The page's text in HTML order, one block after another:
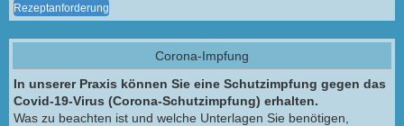
Rezeptanforderung
Corona-Impfung
In unserer Praxis können Sie eine Schutzimpfung gegen das
Covid-19-Virus (Corona-Schutzimpfung) erhalten.
Was zu beachten ist und welche Unterlagen Sie benötigen,